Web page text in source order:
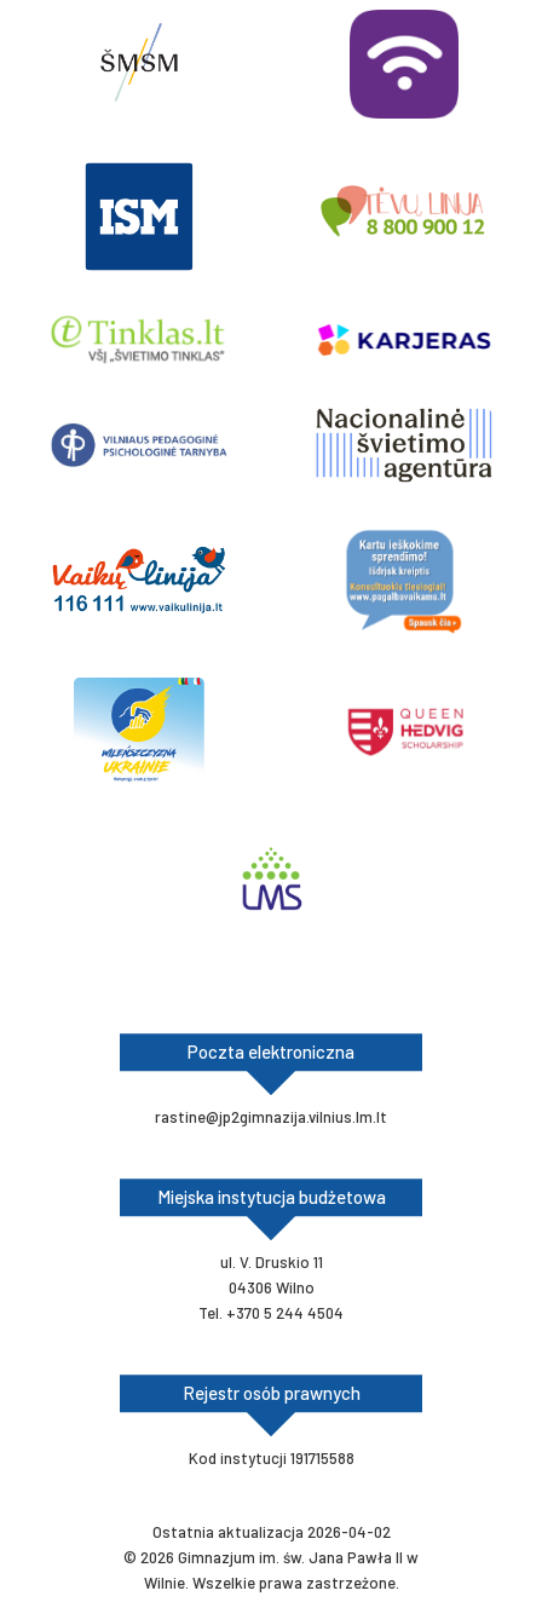
Poczta elektroniczna
rastine@jp2gimnazija.vilnius.lm.lt
Miejska instytucja budżetowa
ul. V. Druskio 11
04306 Wilno
Tel. +370 5 244 4504
Rejestr osób prawnych
Kod instytucji 191715588
Ostatnia aktualizacja 2026-04-02
© 2026 Gimnazjum im. św. Jana Pawła II w
Wilnie. Wszelkie prawa zastrzeżone.